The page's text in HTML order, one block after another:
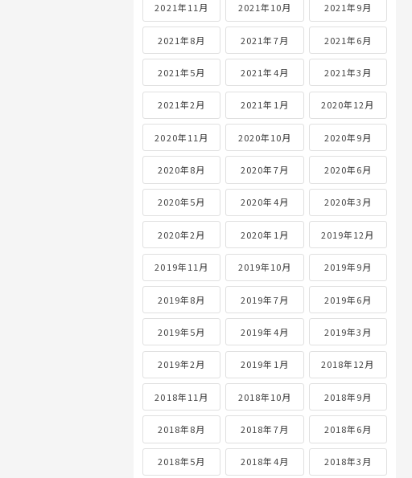
2021年11月 2021年10月 2021年9月
2021年8月 2021年7月 2021年6月
2021年5月 2021年4月 2021年3月
2021年2月 2021年1月 2020年12月
2020年11月 2020年10月 2020年9月
2020年8月 2020年7月 2020年6月
2020年5月 2020年4月 2020年3月
2020年2月 2020年1月 2019年12月
2019年11月 2019年10月 2019年9月
2019年8月 2019年7月 2019年6月
2019年5月 2019年4月 2019年3月
2019年2月 2019年1月 2018年12月
2018年11月 2018年10月 2018年9月
2018年8月 2018年7月 2018年6月
2018年5月 2018年4月 2018年3月